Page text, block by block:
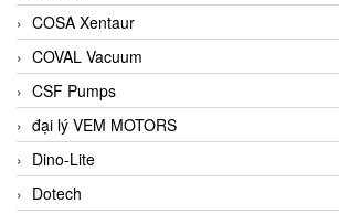
COSA Xentaur
COVAL Vacuum
CSF Pumps
đại lý VEM MOTORS
Dino-Lite
Dotech